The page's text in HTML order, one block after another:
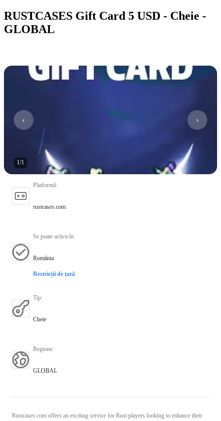
RUSTCASES Gift Card 5 USD - Cheie -
GLOBAL
1/1
Platformă:
rustcases.com
Se poate activa în:
România
Restricții de țară
Tip:
Cheie
Regiune:
GLOBAL
Rustcases.com offers an exciting service for Rust players looking to enhance their